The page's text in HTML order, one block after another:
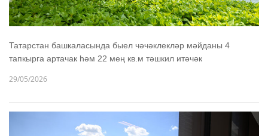
Татарстан башкаласында быел чәчәклекләр мәйданы 4
тапкырга артачак һәм 22 мең кв.м тәшкил итәчәк
29/05/2026